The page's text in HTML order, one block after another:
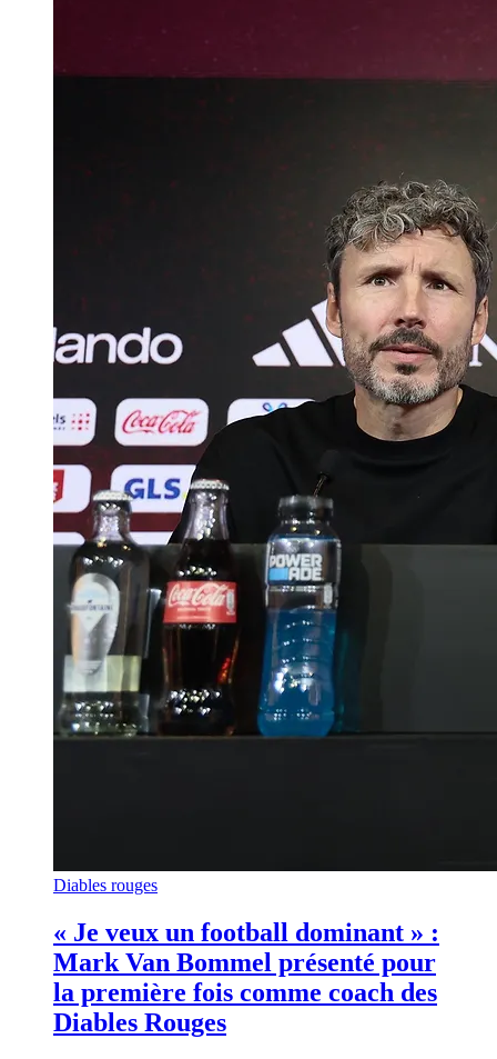
Diables rouges
« Je veux un football dominant » :
Mark Van Bommel présenté pour
la première fois comme coach des
Diables Rouges